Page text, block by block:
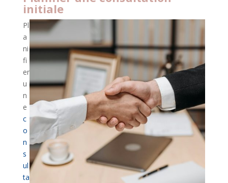
initiale
Pl
a
ni
fi
er
u
n
e
c
o
n
s
ul
ta